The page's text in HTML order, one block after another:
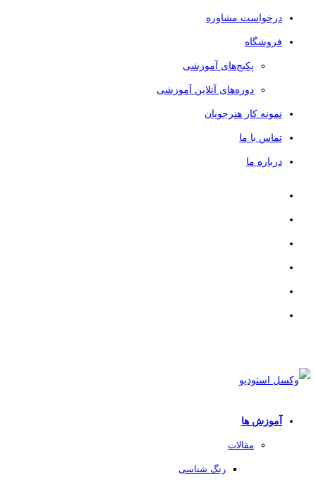
درخواست مشاوره
فروشگاه
پکیج‌های آموزشی
دوره‌های آنلاین آموزشی
نمونه کار هنرجویان
تماس با ما
درباره ما
آموزش ها
مقالات
رنگ شناسی